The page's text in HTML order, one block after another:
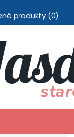
produkty (0)